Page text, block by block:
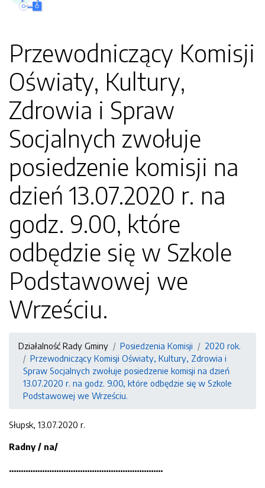
Przewodniczący Komisji
Oświaty, Kultury,
Zdrowia i Spraw
Socjalnych zwołuje
posiedzenie komisji na
dzień 13.07.2020 r. na
godz. 9.00, które
odbędzie się w Szkole
Podstawowej we
Wrześciu.
Działalność Rady Gminy Posiedzenia Komisji
2020 rok.
Przewodniczący Komisji Oświaty, Kultury, Zdrowia i
Spraw Socjalnych zwołuje posiedzenie komisji na dzień
13.07.2020 r. na godz. 9.00, które odbędzie się w Szkole
Podstawowej we Wrześciu.
Słupsk, 13.07.2020 r.
Radny / na/
.................................................................